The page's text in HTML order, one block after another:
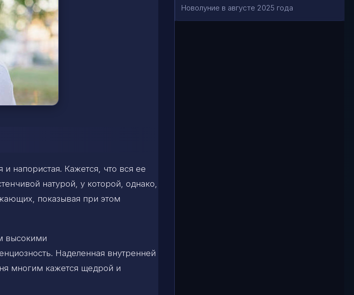
напористая. Кажется, что вся ее
натурой, у которой, однако,
показывая при этом
высокими
Наделенная внутренней
многим кажется щедрой и
Новолуние в августе 2025 года